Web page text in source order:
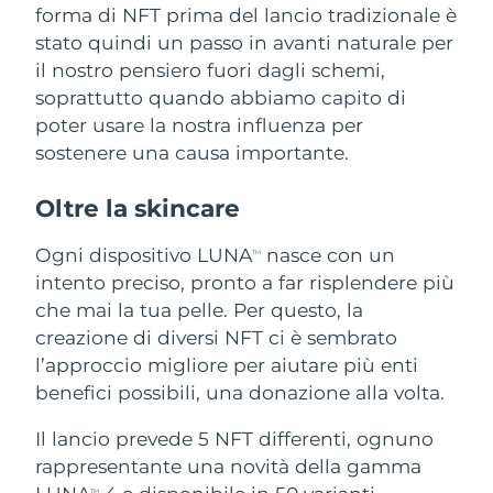
forma di NFT prima del lancio tradizionale è
stato quindi un passo in avanti naturale per
il nostro pensiero fuori dagli schemi,
soprattutto quando abbiamo capito di
poter usare la nostra influenza per
sostenere una causa importante.
Oltre la skincare
Ogni dispositivo LUNATM
nasce con un
intento preciso, pronto a far risplendere più
che mai la tua pelle. Per questo, la
creazione di diversi NFT ci è sembrato
l’approccio migliore per aiutare più enti
benefici possibili, una donazione alla volta.
Il lancio prevede 5 NFT differenti, ognuno
rappresentante una novità della gamma
TM
For healthy hair
18% PAP
Cosmetici Uomini
APP FOREO
CHI SIAMO
Israele Consegna stimata 8/14/26
Italia Consegna stimata
Giappone Consegna stimata
Kuwait Consegna stimata8/10/26
Lettonia Consegna stimata
Libano Consegna stimata8/11/26
Lituania Consegna stimata8/10/26